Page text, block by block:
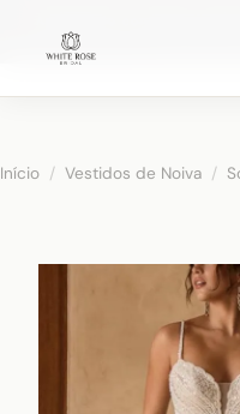
Distrito
Início / Vestidos de Noiva /